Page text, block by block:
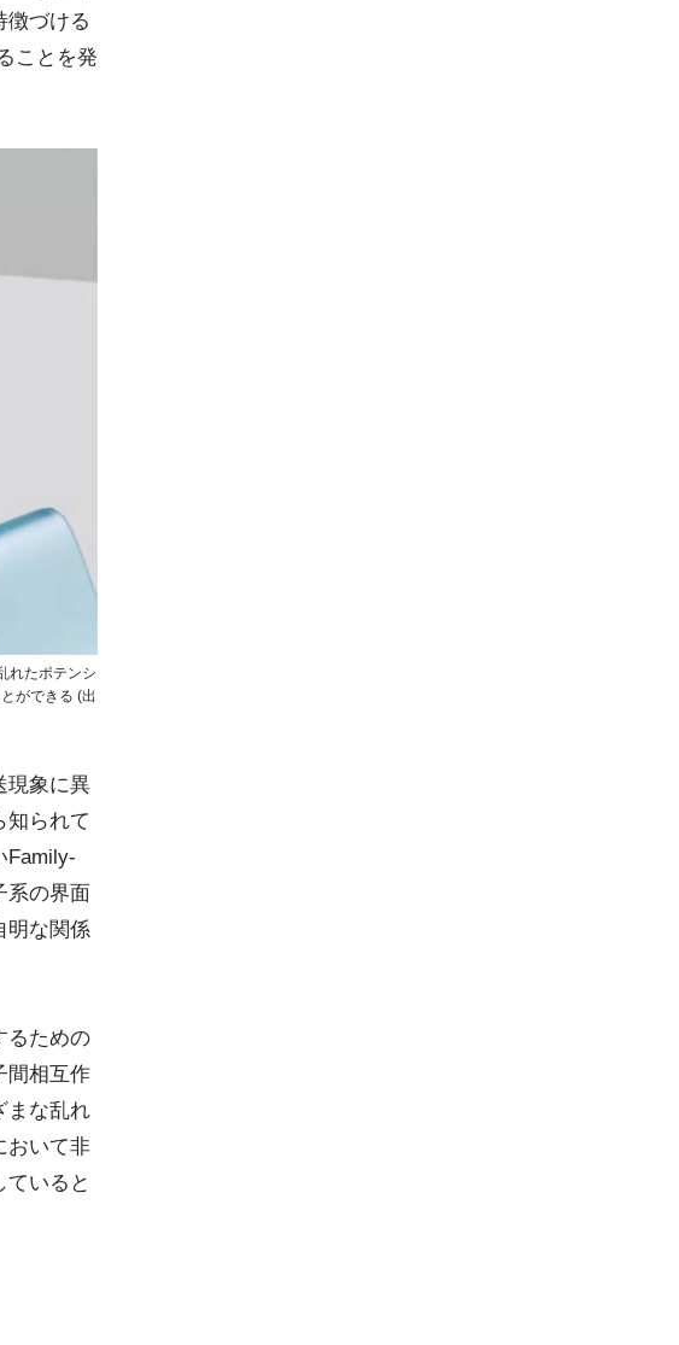
徴づける
ことを発
れたポテンシ
ができる (出
現象に異
知られて
Family-
系の界面
明な関係
るための
間相互作
まな乱れ
おいて非
いると